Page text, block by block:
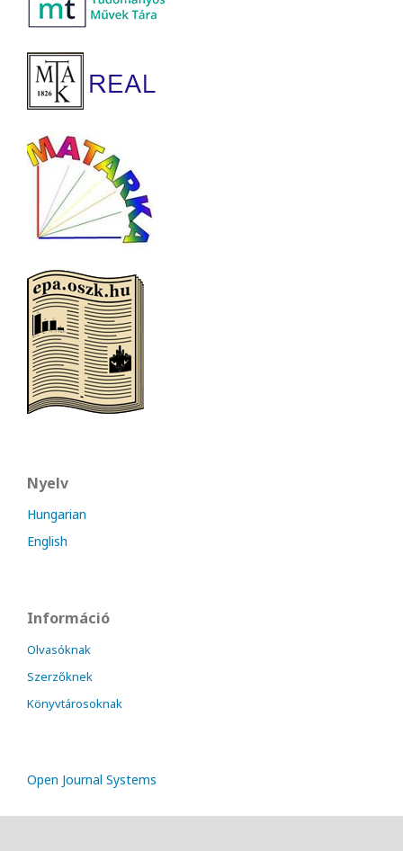
Nyelv
Hungarian
English
Információ
Olvasóknak
Szerzőknek
Könyvtárosoknak
Open Journal Systems